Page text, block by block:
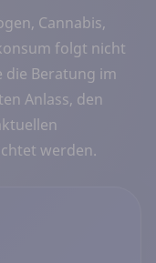
Cannabis,
folgt nicht
die Beratung im
Anlass, den
werden.